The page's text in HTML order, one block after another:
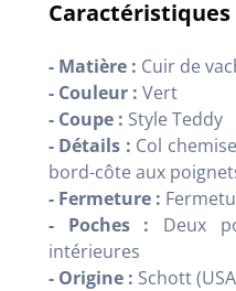
Caractéristiques
- Matière : Cuir de
- Couleur : Vert
- Coupe : Style Teddy
- Détails : Col
bord-côte aux
- Fermeture :
- Poches : Deux
intérieures
- Origine : Schott